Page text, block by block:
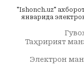
"Ishonch.uz"
январида
Таҳририят
Электрон